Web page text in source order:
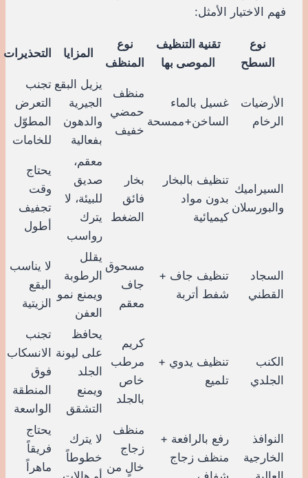
فهم الاختيار الأمثل:
نوع
السطح
تقنية التنظيف
الموصى بها
نوع
المنظف
المزايا التحذيرات
الأرضيات
الرخام
غسيل بالماء
الساخن+ممسحة
منظف
حمضي
خفيف
يزيل البقع
الجيرية
والدهون
بفعالية
تجنب
التعرض
المطوّل
للخامات
السيراميك
والبورسلان
تنظيف بالبخار
بدون مواد
كيميائية
بخار
فائق
الضغط
معقم،
صديق
للبيئة، لا
يترك
رواسب
يحتاج
وقت
تجفيف
أطول
السجاد
القطني
تنظيف جاف +
شفط أتربة
مسحوق
جاف
معقم
يقلل
الرطوبة
ويمنع نمو
العفن
لا يناسب
البقع
الزيتية
الكنب
الجلدي
تنظيف يدوي +
تلميع
كريم
مرطب
خاص
بالجلد
يحافظ
على ليونة
الجلد
ويمنع
التشقق
تجنب
الانسكاب
فوق
المنطقة
الواسعة
النوافذ
الخارجية
رفع بالرافعة +
منظف زجاج
منظف
زجاج
خالٍ من
لا يترك
خطوطاً
يحتاج
فريقاً
ماهراً